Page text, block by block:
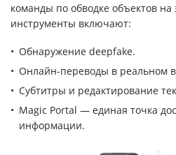
команды по обводке объектов
инструменты включают:
Обнаружение deepfake.
Онлайн-переводы в реальном
Субтитры и редактирование
Magic Portal — единая точка
информации.